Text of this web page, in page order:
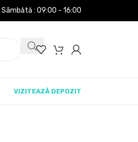
Sâmbătă : 09:00 - 16:00
VIZITEAZĂ DEPOZIT